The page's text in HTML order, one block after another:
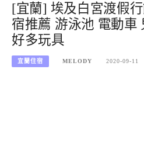
[宜蘭] 埃及白宮渡假
宿推薦 游泳池 電動車
好多玩具
宜蘭住宿 MELODY 2020-09-11